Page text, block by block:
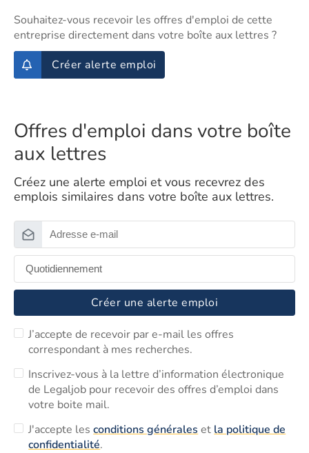
Souhaitez-vous recevoir les offres d'emploi de cette
entreprise directement dans votre boîte aux lettres ?
Créer alerte emploi
Offres d'emploi dans votre boîte
aux lettres
Créez une alerte emploi et vous recevrez des
emplois similaires dans votre boîte aux lettres.
Créer une alerte emploi
J’accepte de recevoir par e-mail les offres
correspondant à mes recherches.
Inscrivez-vous à la lettre d’information électronique
de Legaljob pour recevoir des offres d’emploi dans
votre boite mail.
J'accepte lesconditions générales et la politique de
confidentialité.